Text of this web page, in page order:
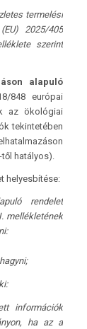
termelési
2025/405
szerint
alapuló
848 európai
az ökológiai
tekintetében
hatályos).
helyesbítése:
rendelet
mellékletének
információk
ha az a